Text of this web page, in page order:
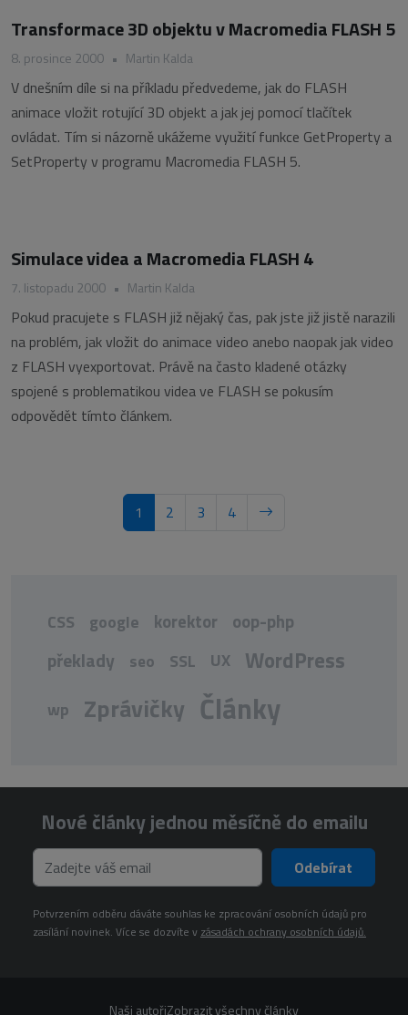
Transformace 3D objektu v Macromedia FLASH 5
8. prosince 2000 • Martin Kalda
V dnešním díle si na příkladu předvedeme, jak do FLASH
animace vložit rotující 3D objekt a jak jej pomocí tlačítek
ovládat. Tím si názorně ukážeme využití funkce GetProperty a
SetProperty v programu Macromedia FLASH 5.
Simulace videa a Macromedia FLASH 4
7. listopadu 2000 • Martin Kalda
Pokud pracujete s FLASH již nějaký čas, pak jste již jistě narazili
na problém, jak vložit do animace video anebo naopak jak video
z FLASH vyexportovat. Právě na často kladené otázky
spojené s problematikou videa ve FLASH se pokusím
odpovědět tímto článkem.
1 2 3 4
CSS google korektor oop-php
překlady seo SSL UX WordPress
wp Zprávičky Články
Nové články jednou měsíčně do emailu
Odebírat
Potvrzením odběru dáváte souhlas ke zpracování osobních údajů pro
zasílání novinek. Více se dozvíte v zásadách ochrany osobních údajů.
Naši autořiZobrazit všechny články